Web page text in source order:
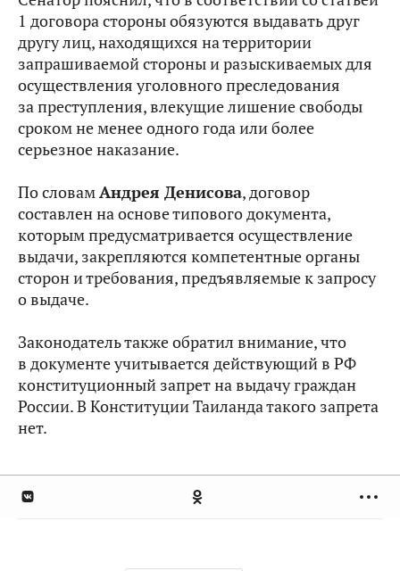
1 договора стороны обязуются выдавать друг
другу лиц, находящихся на территории
запрашиваемой стороны и разыскиваемых для
осуществления уголовного преследования
за преступления, влекущие лишение свободы
сроком не менее одного года или более
серьезное наказание.
По словамАндрея Денисова, договор
составлен на основе типового документа,
которым предусматривается осуществление
выдачи, закрепляются компетентные органы
сторон и требования, предъявляемые к запросу
о выдаче.
Законодатель также обратил внимание, что
в документе учитывается действующий в РФ
конституционный запрет на выдачу граждан
России. В Конституции Таиланда такого запрета
нет.